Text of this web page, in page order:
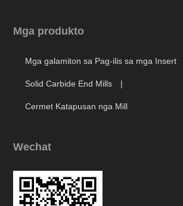
Mga produkto
Mga galamiton sa Pag-ilis sa mga Insert
Solid Carbide End Mills
Cermet Katapusan nga Mill
Wechat